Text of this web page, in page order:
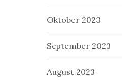
Oktober 2023
September 2023
August 2023